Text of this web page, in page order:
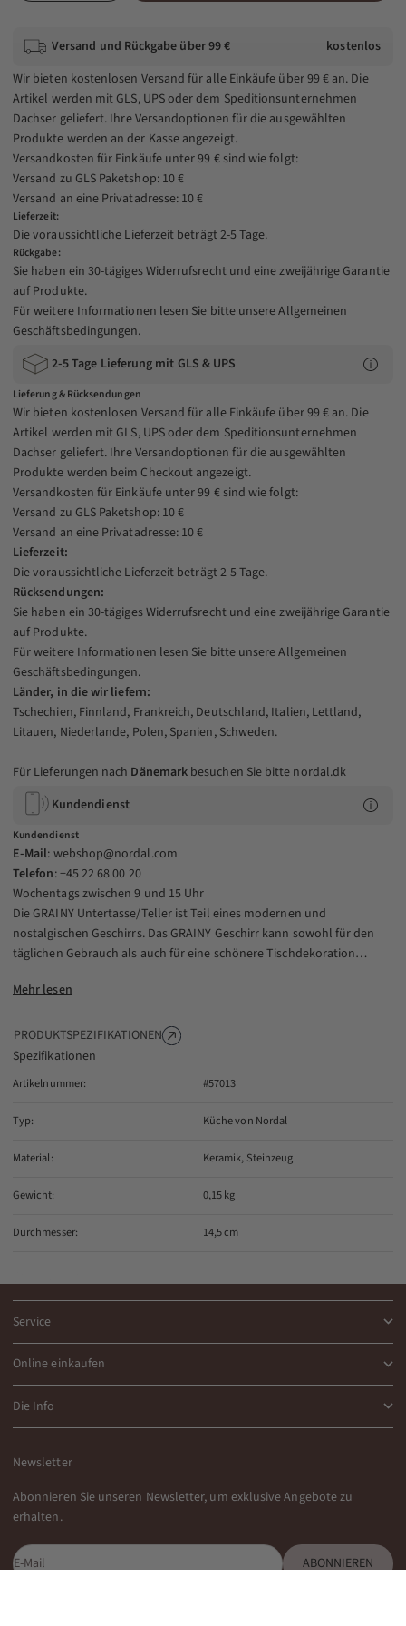
Versand und Rückgabe über 99 €
kostenlos
Wir bieten kostenlosen Versand für alle Einkäufe über 99 € an. Die
Artikel werden mit GLS, UPS oder dem Speditionsunternehmen
Dachser geliefert. Ihre Versandoptionen für die ausgewählten
Produkte werden an der Kasse angezeigt.
Versandkosten für Einkäufe unter 99 € sind wie folgt:
Versand zu GLS Paketshop: 10 €
Versand an eine Privatadresse: 10 €
Lieferzeit:
Die voraussichtliche Lieferzeit beträgt 2-5 Tage.
Rückgabe:
Sie haben ein 30-tägiges Widerrufsrecht und eine zweijährige Garantie
auf Produkte.
Für weitere Informationen lesen Sie bitte unsereAllgemeinen
Geschäftsbedingungen.
2-5 Tage Lieferung mit GLS & UPS
Lieferung & Rücksendungen
Wir bieten kostenlosen Versand für alle Einkäufe über 99 € an. Die
Artikel werden mit GLS, UPS oder dem Speditionsunternehmen
Dachser geliefert. Ihre Versandoptionen für die ausgewählten
Produkte werden beim Checkout angezeigt.
Versandkosten für Einkäufe unter 99 € sind wie folgt:
Versand zu GLS Paketshop: 10 €
Versand an eine Privatadresse: 10 €
Lieferzeit:
Die voraussichtliche Lieferzeit beträgt 2-5 Tage.
Rücksendungen:
Sie haben ein 30-tägiges Widerrufsrecht und eine zweijährige Garantie
auf Produkte.
Für weitere Informationen lesen Sie bitte unsereAllgemeinen
Geschäftsbedingungen.
Länder, in die wir liefern:
Tschechien, Finnland, Frankreich, Deutschland, Italien, Lettland,
Litauen, Niederlande, Polen, Spanien, Schweden.
Für Lieferungen nach Dänemark besuchen Sie bitte nordal.dk
Kundendienst
Kundendienst
E-Mail: webshop@nordal.com
Telefon: +45 22 68 00 20
Wochentags zwischen 9 und 15 Uhr
Die GRAINY Untertasse/Teller ist Teil eines modernen und
nostalgischen Geschirrs. Das GRAINY Geschirr kann sowohl für den
täglichen Gebrauch als auch für eine schönere Tischdekoration
und Farben kombinieren können. Der Artikel kann von Stück zu Stück
Spülmaschinenfest.
Mehr lesen
PRODUKTSPEZIFIKATIONEN
Spezifikationen
Artikelnummer: #57013
Typ: Küche von Nordal
Material: Keramik, Steinzeug
Gewicht: 0,15 kg
Durchmesser: 14,5 cm
Über Nordal
Service
Online einkaufen
Die Info
Newsletter
Abonnieren Sie unseren Newsletter, um exklusive Angebote zu
erhalten.
E-Mail ABONNIEREN